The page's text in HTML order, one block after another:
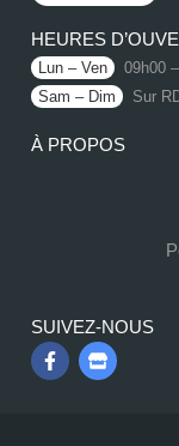
HEURES
Lun – Ven
09h00
Sam – Dim
Sur
À PROPOS
SUIVEZ-NOUS
F
a
S
t